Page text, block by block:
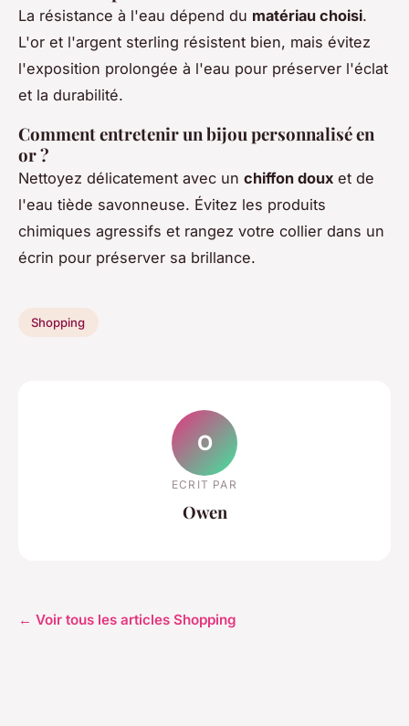
La résistance à l'eau dépend du matériau choisi.
L'or et l'argent sterling résistent bien, mais évitez
l'exposition prolongée à l'eau pour préserver l'éclat
et la durabilité.
Comment entretenir un bijou personnalisé en
or ?
Nettoyez délicatement avec un chiffon doux et de
l'eau tiède savonneuse. Évitez les produits
chimiques agressifs et rangez votre collier dans un
écrin pour préserver sa brillance.
Shopping
O
ECRIT PAR
Owen
← Voir tous les articles Shopping